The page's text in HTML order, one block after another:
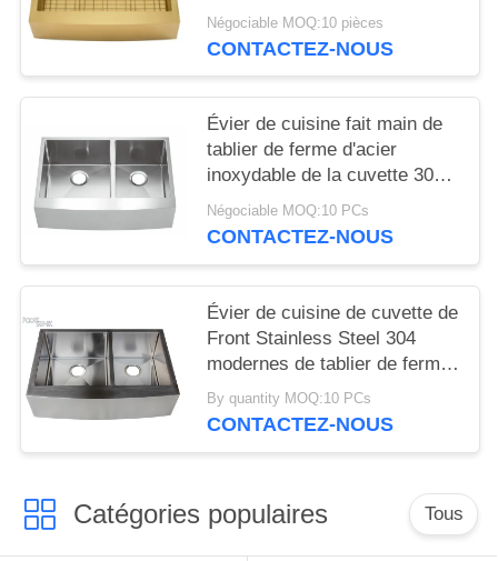
évier de ferme de cuisine à
tablier Pvd doré résistant aux
Négociable MOQ:10 pièces
CONTACTEZ-NOUS
Évier de cuisine fait main de
tablier de ferme d'acier
inoxydable de la cuvette 304
d'ÉVIER de FOOK doubles
Négociable MOQ:10 PCs
CONTACTEZ-NOUS
Évier de cuisine de cuvette de
Front Stainless Steel 304
modernes de tablier de ferme
double
By quantity MOQ:10 PCs
CONTACTEZ-NOUS
Catégories populaires Tous